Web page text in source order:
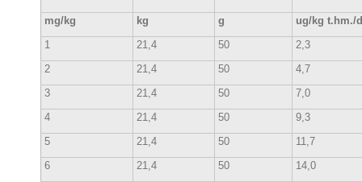
mg/kg kg g
ug/kg t.hm./
1
21,4 50
2,3
2
21,4 50
4,7
3
21,4 50
7,0
4
21,4 50
9,3
5
21,4 50
11,7
6
21,4 50
14,0